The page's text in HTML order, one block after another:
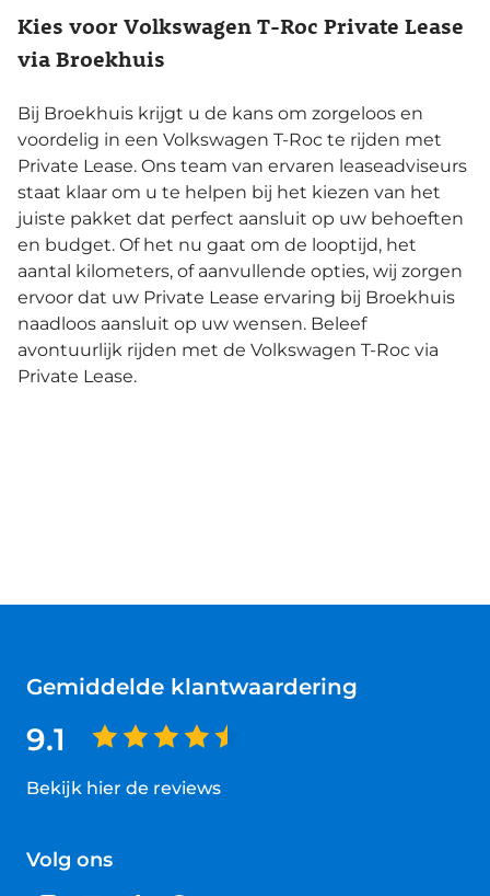
Kies voor Volkswagen T-Roc Private Lease
via Broekhuis
Bij Broekhuis krijgt u de kans om zorgeloos en
voordelig in een Volkswagen T-Roc te rijden met
Private Lease. Ons team van ervaren leaseadviseurs
staat klaar om u te helpen bij het kiezen van het
juiste pakket dat perfect aansluit op uw behoeften
en budget. Of het nu gaat om de looptijd, het
aantal kilometers, of aanvullende opties, wij zorgen
ervoor dat uw Private Lease ervaring bij Broekhuis
naadloos aansluit op uw wensen. Beleef
avontuurlijk rijden met de Volkswagen T-Roc via
Private Lease.
Gemiddelde klantwaardering
9.1
Bekijk hier de reviews
van
Volg ons